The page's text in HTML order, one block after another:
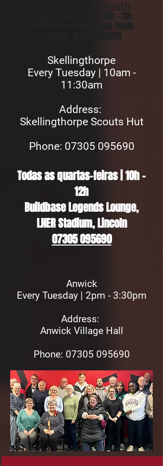
Bracebridge Heath
Toda segunda-feira | 10h - 11h
Pavilhão de Bracebridge Heath
07305 095690
Skellingthorpe
Every Tuesday | 10am -
11:30am
Address:
Skellingthorpe Scouts Hut
Phone: 07305 095690
Todas as quartas-feiras | 10h -
12h
Buildbase Legends Lounge,
LNER Stadium, Lincoln
07305 095690
Anwick
Every Tuesday | 2pm - 3:30pm
Address:
Anwick Village Hall
Phone: 07305 095690